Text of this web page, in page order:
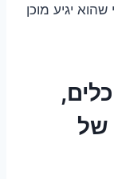
יגיע מוכן
של